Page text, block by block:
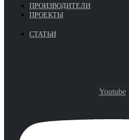
ПРОИЗВОДИТЕЛИ
ПРОЕКТЫ
СТАТЬИ
Youtube